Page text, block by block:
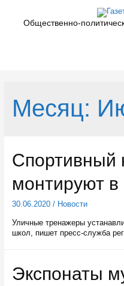
содержимомуОбщественно-
Месяц:
Спортивный
монтируют
30.06.2020/ Новости
Уличные тренажеры
школ, пишет пресс-служба
Экспонаты